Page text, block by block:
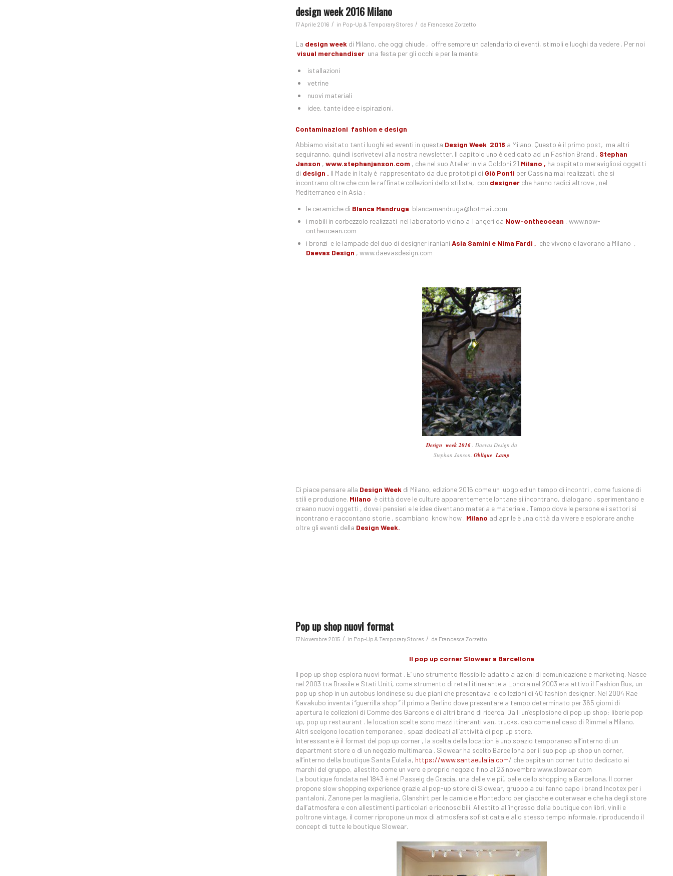
design week 2016 Milano
17 Aprile 2016 / in Pop-Up & Temporary Stores / da Francesca Zorzetto
La design week di Milano, che oggi chiude , offre sempre un calendario di eventi, stimoli e luoghi da vedere . Per noi
visual merchandiseruna festa per gli occhi e per la mente:
istallazioni
vetrine
nuovi materiali
idee, tante idee e ispirazioni.
Contaminazioni fashion e design
Abbiamo visitato tanti luoghi ed eventi in questa Design Week 2016 a Milano. Questo è il primo post, ma altri
seguiranno, quindi iscrivetevi alla nostra newsletter. Il capitolo uno è dedicato ad un Fashion Brand , Stephan
Janson , www.stephanjanson.com , che nel suo Atelier in via Goldoni 21 Milano , ha ospitato meravigliosi oggetti
di design . Il Made in Italy è rappresentato da due prototipi di Giò Ponti per Cassina mai realizzati, che si
incontrano oltre che con le raffinate collezioni dello stilista, con designerche hanno radici altrove , nel
Mediterraneo e in Asia :
le ceramiche di Blanca Mandruga blancamandruga@hotmail.com
i mobili in corbezzolo realizzati nel laboratorio vicino a Tangeri da Now-ontheocean , www.now-
ontheocean.com
i bronzi e le lampade del duo di designer iraniani Asia Samini e Nima Fardi , che vivono e lavorano a Milano ,
Daevas Design , www.daevasdesign.com
Design week 2016. Daevas Design da
Stephan Janson. Oblique Lamp
Ci piace pensare alla Design Week di Milano, edizione 2016 come un luogo ed un tempo di incontri , come fusione di
stili e produzione. Milano è città dove le culture apparentemente lontane si incontrano, dialogano , sperimentano e
creano nuovi oggetti , dove i pensieri e le idee diventano materia e materiale . Tempo dove le persone e i settori si
incontrano e raccontano storie , scambiano know how . Milano ad aprile è una città da vivere e esplorare anche
oltre gli eventi della Design Week.
Pop up shop nuovi format
17 Novembre 2015 / in Pop-Up & Temporary Stores / da Francesca Zorzetto
Il pop up corner Slowear a Barcellona
Il pop up shop esplora nuovi format . E’ uno strumento flessibile adatto a azioni di comunicazione e marketing. Nasce
nel 2003 tra Brasile e Stati Uniti, come strumento di retail itinerante a Londra nel 2003 era attivo il Fashion Bus, un
pop up shop in un autobus londinese su due piani che presentava le collezioni di 40 fashion designer. Nel 2004 Rae
Kavakubo inventa i “guerrilla shop ” il primo a Berlino dove presentare a tempo determinato per 365 giorni di
apertura le collezioni di Comme des Garcons e di altri brand di ricerca. Da li un’esplosione di pop up shop: liberie pop
up, pop up restaurant . le location scelte sono mezzi itineranti van, trucks, cab come nel caso di Rimmel a Milano.
Altri scelgono location temporanee , spazi dedicati all’attività di pop up store.
Interessante è il format del pop up corner , la scelta della location è uno spazio temporaneo all’interno di un
department store o di un negozio multimarca . Slowear ha scelto Barcellona per il suo pop up shop un corner,
all’interno della boutique Santa Eulalia, https://www.santaeulalia.com/ che ospita un corner tutto dedicato ai
marchi del gruppo, allestito come un vero e proprio negozio fino al 23 novembre www.slowear.com
La boutique fondata nel 1843 è nel Passeig de Gracia, una delle vie più belle dello shopping a Barcellona. Il corner
propone slow shopping experience grazie al pop-up store di Slowear, gruppo a cui fanno capo i brand Incotex per i
pantaloni, Zanone per la maglieria, Glanshirt per le camicie e Montedoro per giacche e outerwear e che ha degli store
dall’atmosfera e con allestimenti particolari e riconoscibili. Allestito all’ingresso della boutique con libri, vinili e
poltrone vintage, il corner ripropone un mox di atmosfera sofisticata e allo stesso tempo informale, riproducendo il
concept di tutte le boutique Slowear.